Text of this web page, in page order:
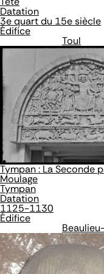
Datation
3e quart du 15e siècle
Édifice
Toul
Tympan : La Seconde
Moulage
Tympan
Datation
1125-1130
Édifice